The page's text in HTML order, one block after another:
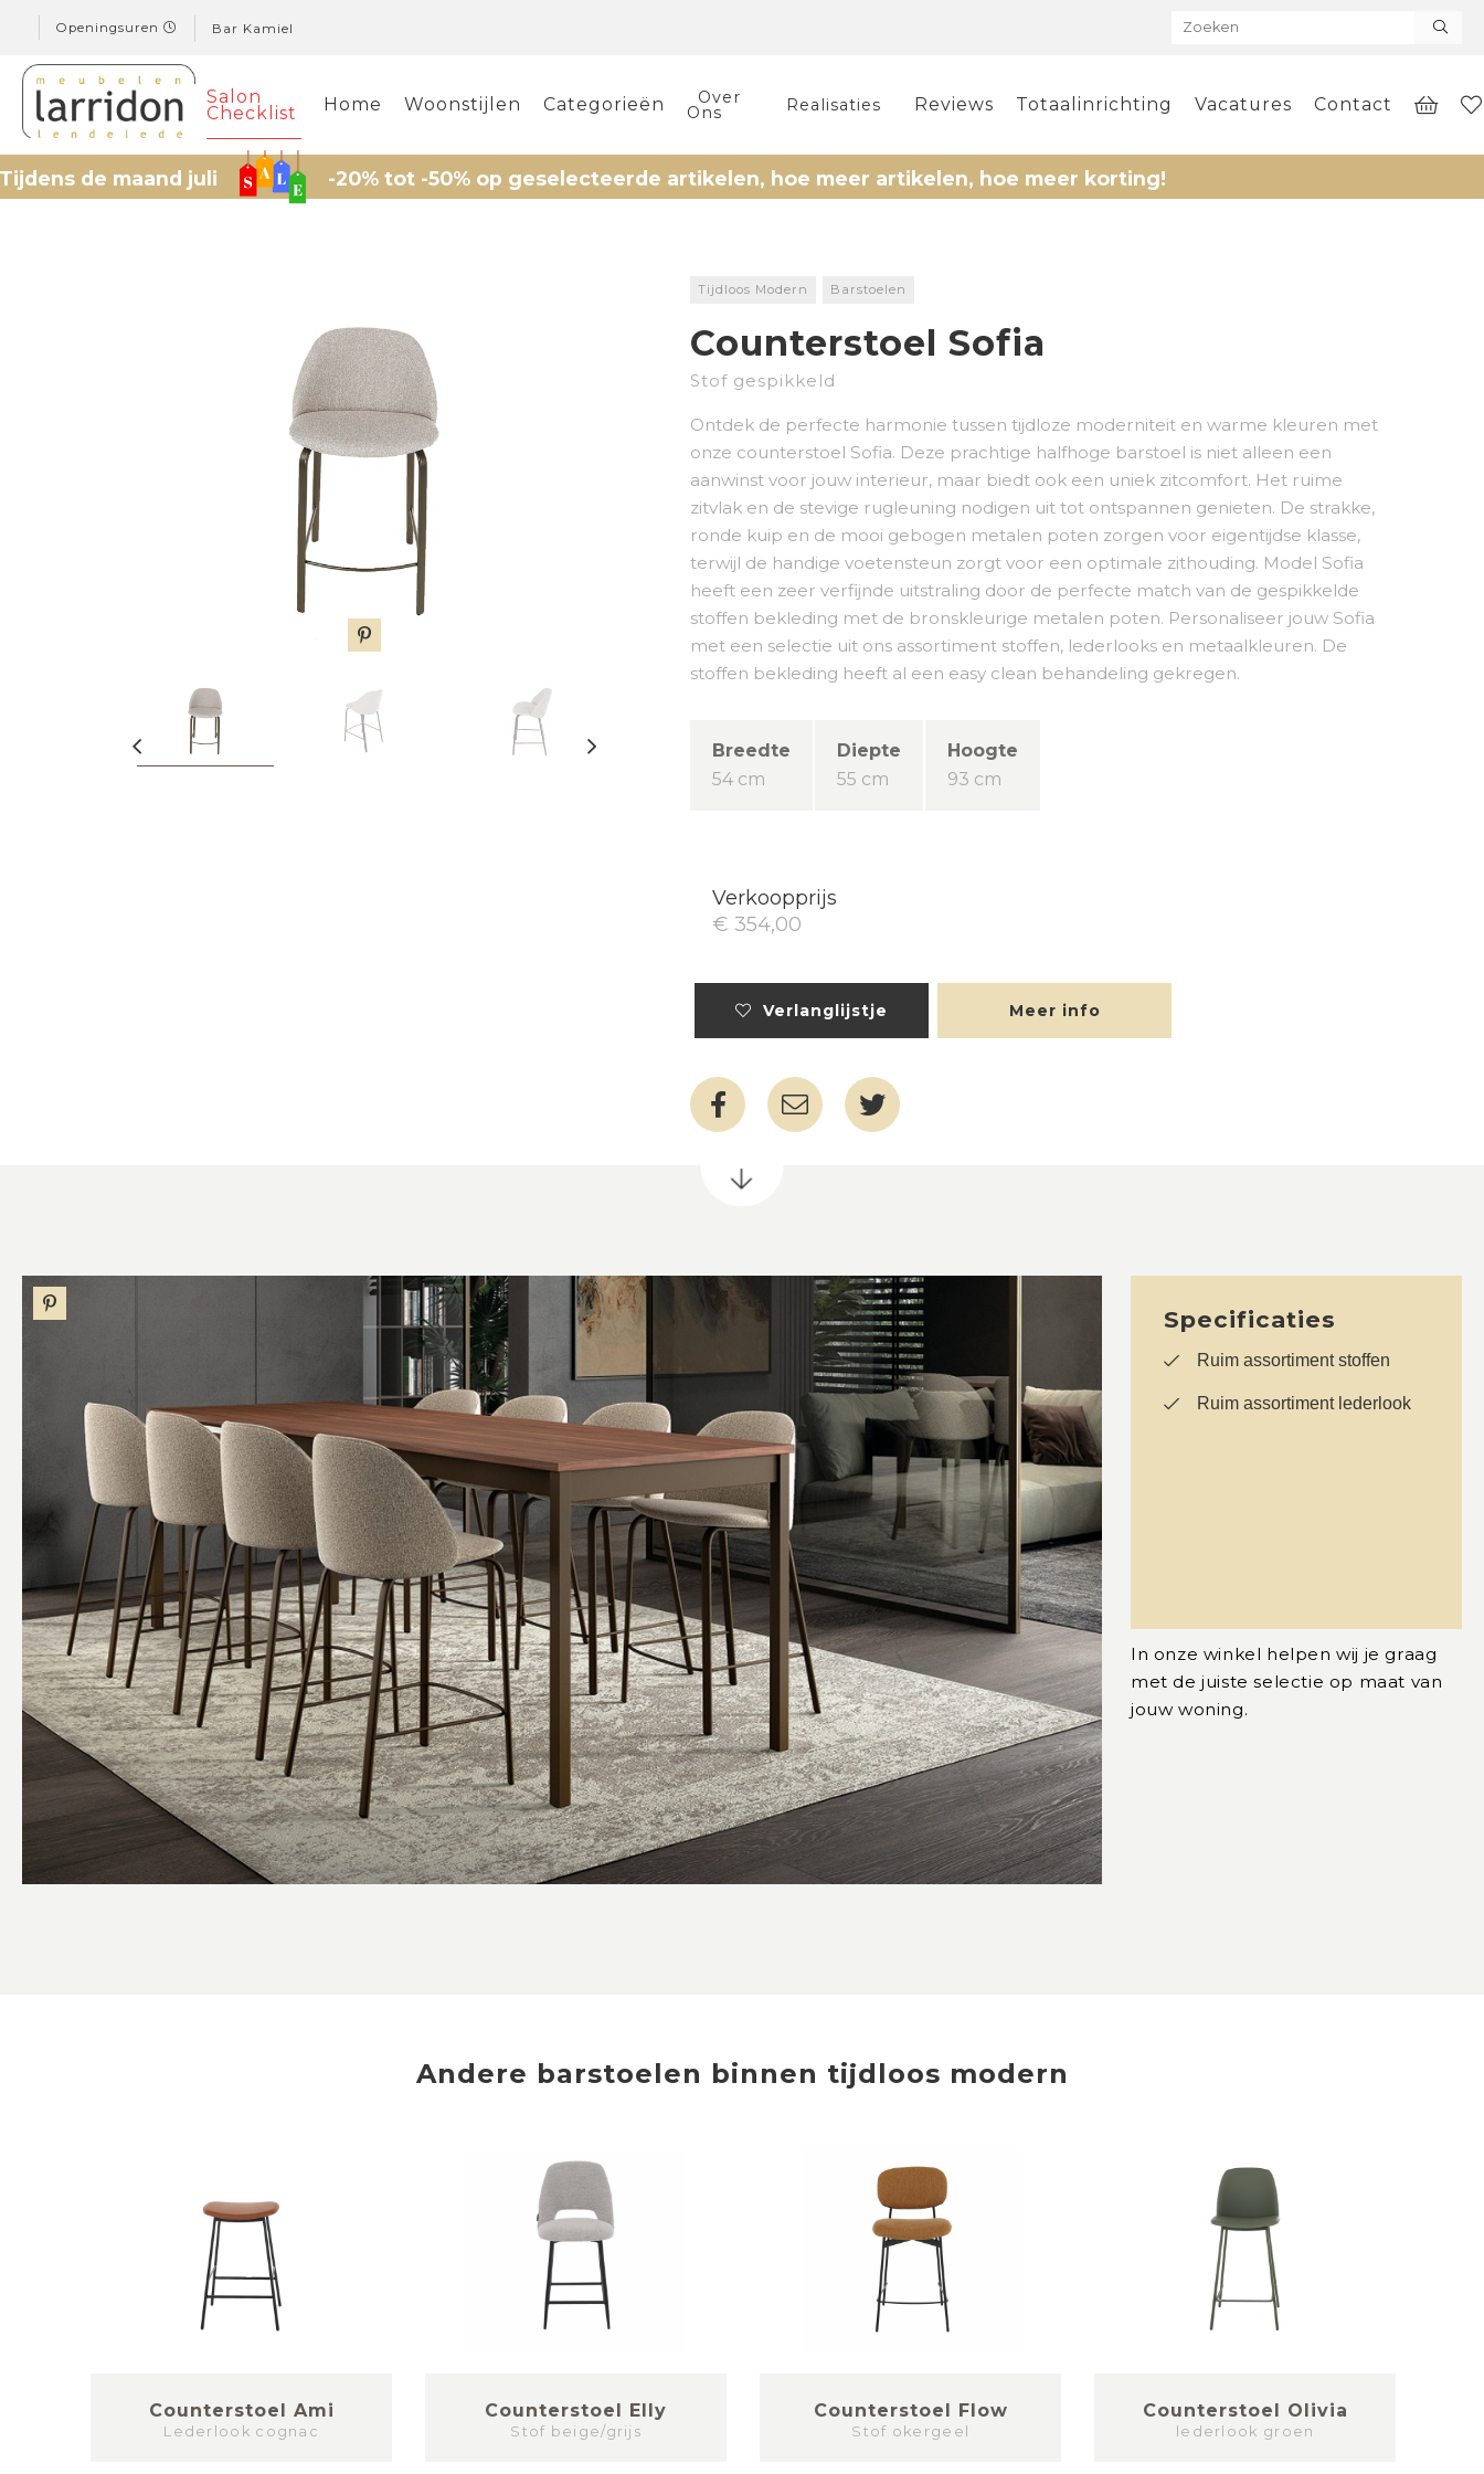
Openingsuren Bar Kamiel
Salon
Checklist Home Woonstijlen Categorieën Over
Ons Realisaties Reviews Totaalinrichting Vacatures Contact
maand juli -20% tot -50% op geselecteerde artikelen, hoe meer artikelen, hoe meer korting!
Tijdloos Modern Barstoelen
Counterstoel Sofia
Stof gespikkeld
Ontdek de perfecte harmonie tussen tijdloze moderniteit en warme kleuren met
onze counterstoel Sofia. Deze prachtige halfhoge barstoel is niet alleen een
aanwinst voor jouw interieur, maar biedt ook een uniek zitcomfort. Het ruime
zitvlak en de stevige rugleuning nodigen uit tot ontspannen genieten. De strakke,
ronde kuip en de mooi gebogen metalen poten zorgen voor eigentijdse klasse,
terwijl de handige voetensteun zorgt voor een optimale zithouding. Model Sofia
heeft een zeer verfijnde uitstraling door de perfecte match van de gespikkelde
stoffen bekleding met de bronskleurige metalen poten. Personaliseer jouw Sofia
met een selectie uit ons assortiment stoffen, lederlooks en metaalkleuren. De
stoffen bekleding heeft al een easy clean behandeling gekregen.
Breedte
54 cm
Diepte
55 cm
Hoogte
93 cm
Verkoopprijs
€ 354,00
Verlanglijstje Meer info
Specificaties
Ruim assortiment stoffen
Ruim assortiment lederlook
In onze winkel helpen wij je graag
met de juiste selectie op maat van
jouw woning.
Andere barstoelen binnen tijdloos modern
Counterstoel Ami
Lederlook cognac
Counterstoel Elly
Stof beige/grijs
Counterstoel Flow
Stof okergeel
Counterstoel Olivia
lederlook groen